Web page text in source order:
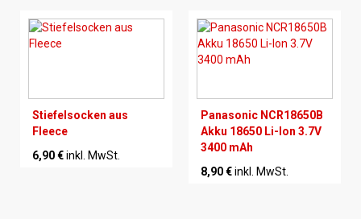
Stiefelsocken aus
Fleece
6,90 €inkl. MwSt.
Panasonic NCR18650B
Akku 18650 Li-Ion 3.7V
3400 mAh
8,90 €inkl. MwSt.